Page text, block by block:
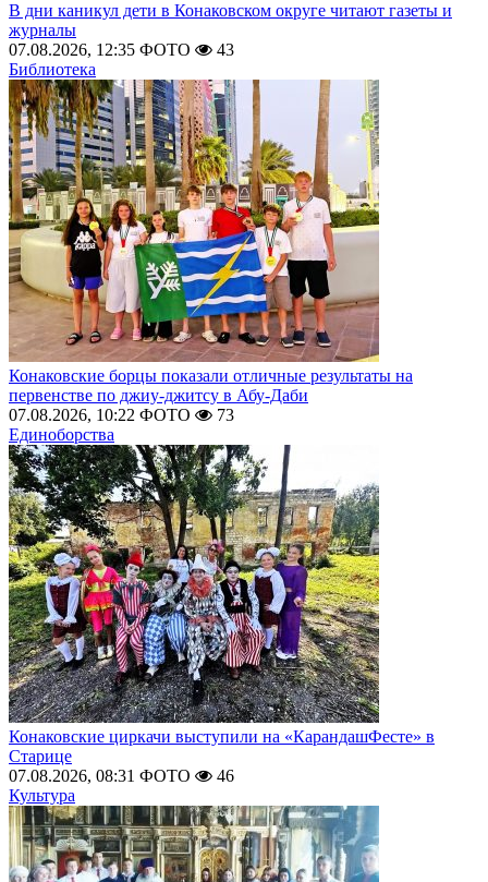
В дни каникул дети в Конаковском округе читают газеты и
журналы
07.08.2026, 12:35 ФОТО
43
Библиотека
Конаковские борцы показали отличные результаты на
первенстве по джиу-джитсу в Абу-Даби
07.08.2026, 10:22 ФОТО
73
Единоборства
Конаковские циркачи выступили на «КарандашФесте» в
Старице
07.08.2026, 08:31 ФОТО
46
Культура